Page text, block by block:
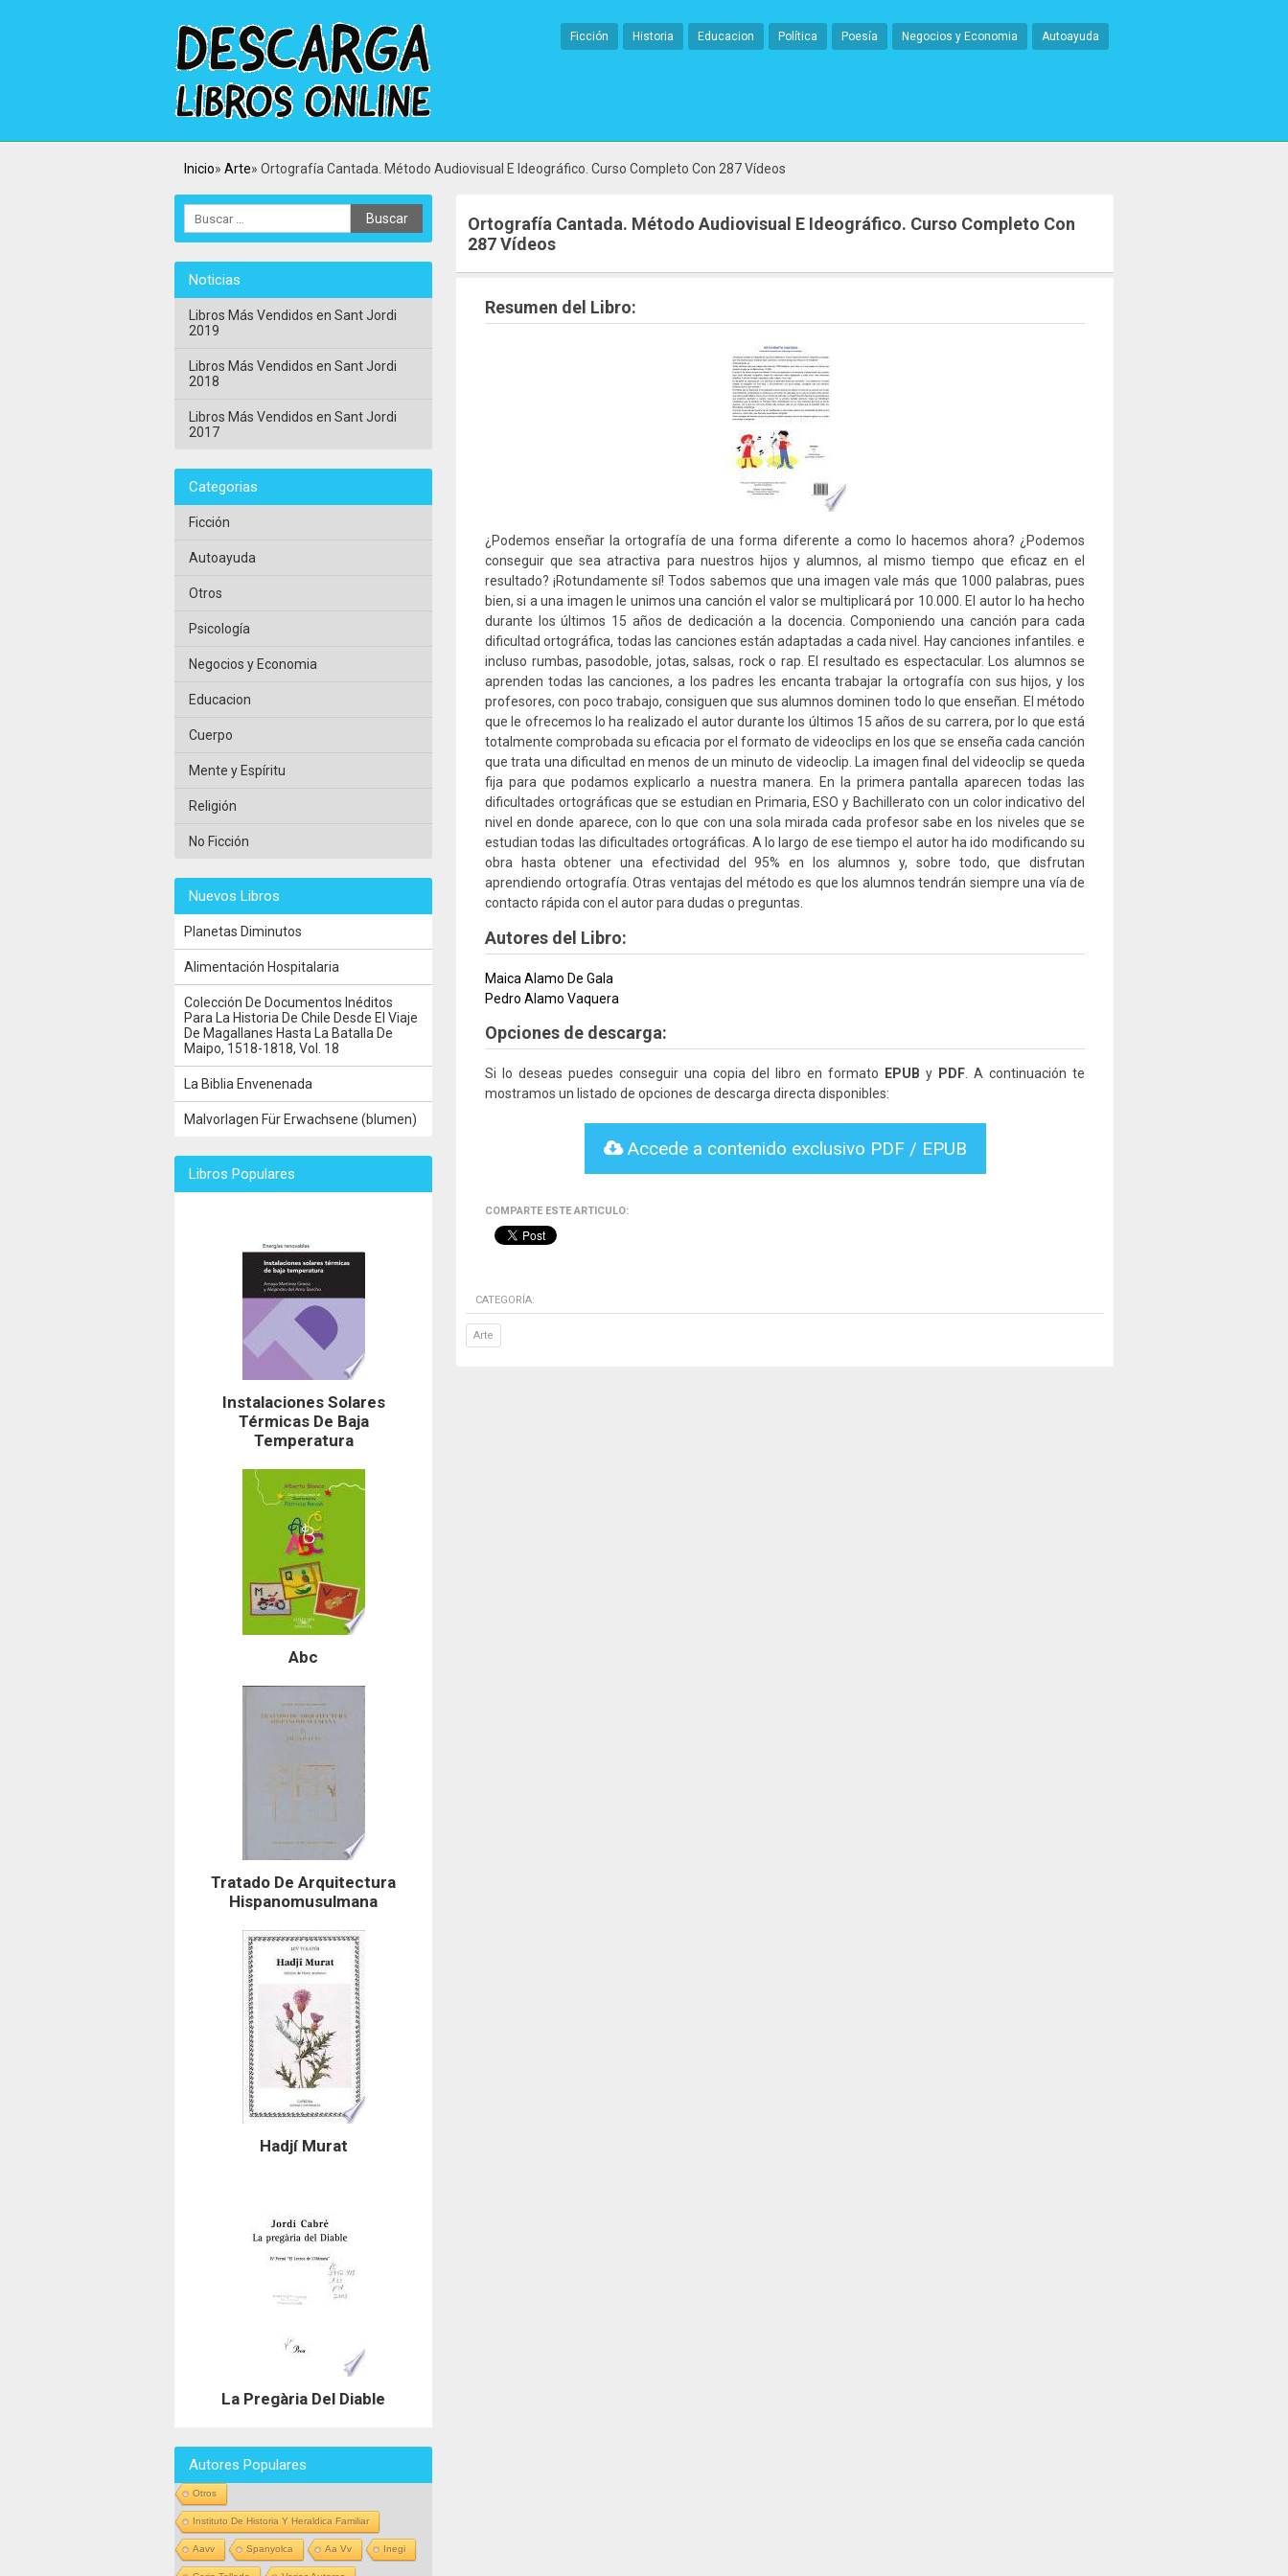
Ficción Historia Educacion Política Poesía Negocios y Economia Autoayuda
Inicio Arte Ortografía Cantada. Método Audiovisual E Ideográfico. Curso Completo Con 287 Vídeos
Ortografía Cantada. Método Audiovisual E Ideográfico. Curso Completo Con
287 Vídeos
Resumen del Libro:
¿Podemos enseñar la ortografía de una forma diferente a como lo hacemos ahora? ¿Podemos
conseguir que sea atractiva para nuestros hijos y alumnos, al mismo tiempo que eficaz en el
resultado? ¡Rotundamente sí! Todos sabemos que una imagen vale más que 1000 palabras, pues
bien, si a una imagen le unimos una canción el valor se multiplicará por 10.000. El autor lo ha hecho
durante los últimos 15 años de dedicación a la docencia. Componiendo una canción para cada
dificultad ortográfica, todas las canciones están adaptadas a cada nivel. Hay canciones infantiles. e
incluso rumbas, pasodoble, jotas, salsas, rock o rap. El resultado es espectacular. Los alumnos se
aprenden todas las canciones, a los padres les encanta trabajar la ortografía con sus hijos, y los
profesores, con poco trabajo, consiguen que sus alumnos dominen todo lo que enseñan. El método
que le ofrecemos lo ha realizado el autor durante los últimos 15 años de su carrera, por lo que está
totalmente comprobada su eficacia por el formato de videoclips en los que se enseña cada canción
que trata una dificultad en menos de un minuto de videoclip. La imagen final del videoclip se queda
fija para que podamos explicarlo a nuestra manera. En la primera pantalla aparecen todas las
dificultades ortográficas que se estudian en Primaria, ESO y Bachillerato con un color indicativo del
nivel en donde aparece, con lo que con una sola mirada cada profesor sabe en los niveles que se
estudian todas las dificultades ortográficas. A lo largo de ese tiempo el autor ha ido modificando su
obra hasta obtener una efectividad del 95% en los alumnos y, sobre todo, que disfrutan
aprendiendo ortografía. Otras ventajas del método es que los alumnos tendrán siempre una vía de
contacto rápida con el autor para dudas o preguntas.
Autores del Libro:
Maica Alamo De Gala
Pedro Alamo Vaquera
Opciones de descarga:
Si lo deseas puedes conseguir una copia del libro en formato EPUB y PDF . A continuación te
mostramos un listado de opciones de descarga directa disponibles:
Accede a contenido exclusivo PDF / EPUB
COMPARTE ESTE ARTICULO:
CATEGORÍA:
Arte
Noticias
Libros Más Vendidos en Sant Jordi
2019
Libros Más Vendidos en Sant Jordi
2018
Libros Más Vendidos en Sant Jordi
2017
Categorias
Ficción
Autoayuda
Otros
Psicología
Negocios y Economia
Educacion
Cuerpo
Mente y Espíritu
Religión
No Ficción
Nuevos Libros
Planetas Diminutos
Alimentación Hospitalaria
Colección De Documentos Inéditos
Para La Historia De Chile Desde El Viaje
De Magallanes Hasta La Batalla De
Maipo, 1518-1818, Vol. 18
La Biblia Envenenada
Malvorlagen Für Erwachsene (blumen)
Libros Populares
Instalaciones Solares
Térmicas De Baja
Temperatura
Abc
Tratado De Arquitectura
Hispanomusulmana
Hadjí Murat
La Pregària Del Diable
Autores Populares
Otros
Instituto De Historia Y Heraldica Familiar
Aavv Spanyolca Aa Vv Inegi